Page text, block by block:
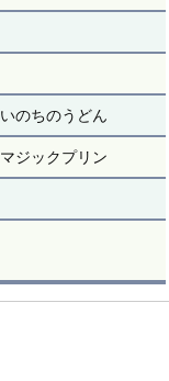
いのちのうどん
マジックプリン